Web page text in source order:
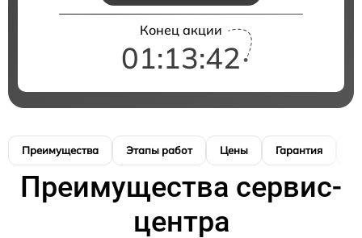
Конец акции
01:13:41
Преимущества Этапы работ Цены Гарантия
Преимущества сервис-
центра